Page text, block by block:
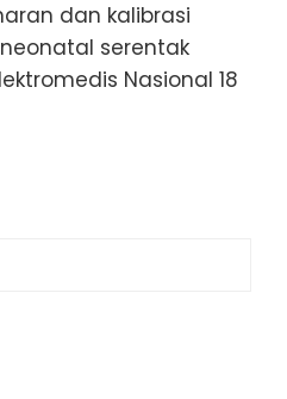
dan kalibrasi
serentak
Nasional 18